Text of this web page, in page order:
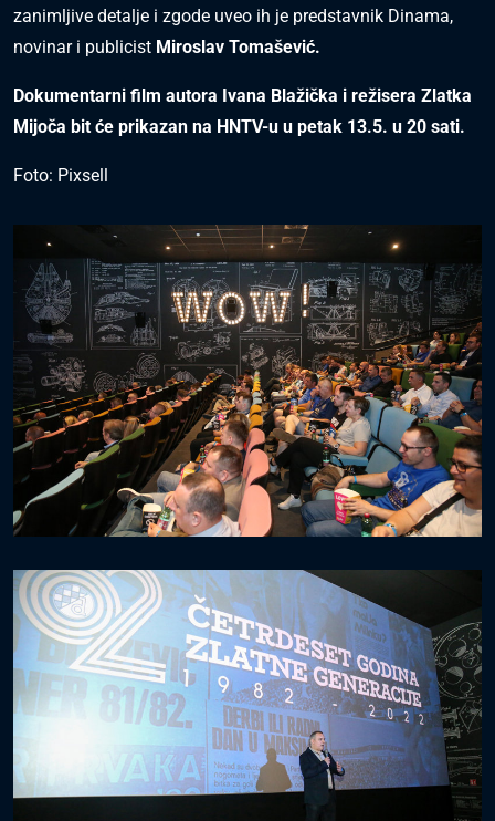
zanimljive detalje i zgode uveo ih je predstavnik Dinama,
novinar i publicist Miroslav Tomašević.
Dokumentarni film autora Ivana Blažička i režisera Zlatka
Mijoča bit će prikazan na HNTV-u u petak 13.5. u 20 sati.
Foto: Pixsell